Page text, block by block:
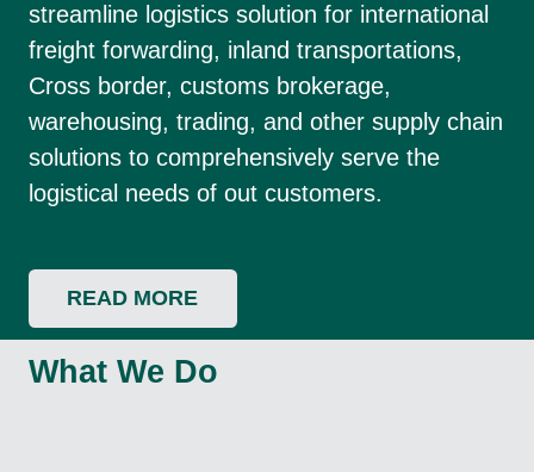
streamline logistics solution for international
freight forwarding, inland transportations,
Cross border, customs brokerage,
warehousing, trading, and other supply chain
solutions to comprehensively serve the
logistical needs of out customers.
READ MORE
What We Do